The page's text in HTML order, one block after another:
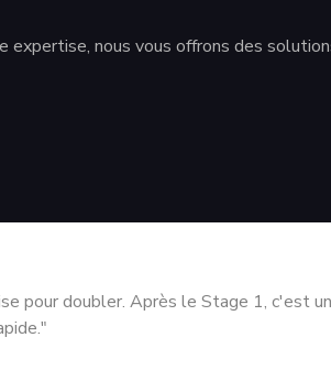
nous vous offrons des
pour doubler. Après le Stage 1, c'est